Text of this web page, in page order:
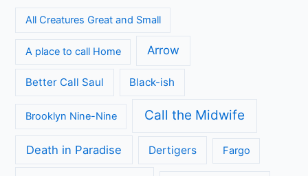
All Creatures Great and Small
A place to call Home Arrow
Better Call Saul Black-ish
Brooklyn Nine-Nine Call the Midwife
Death in Paradise Dertigers Fargo